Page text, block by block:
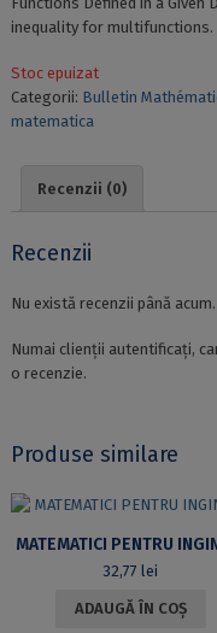
inequality for multifunctions.
Stoc epuizat
Categorii: Bulletin
matematica
Recenzii (0)
Recenzii
Nu există recenzii până acum.
Numai clienții autentificați,
o recenzie.
Produse similare
MATEMATICI PENTRU
32,77lei
ADAUGĂ ÎN COȘ